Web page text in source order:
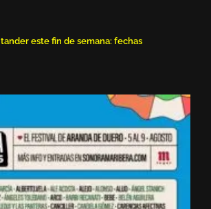
este fin de semana: fechas